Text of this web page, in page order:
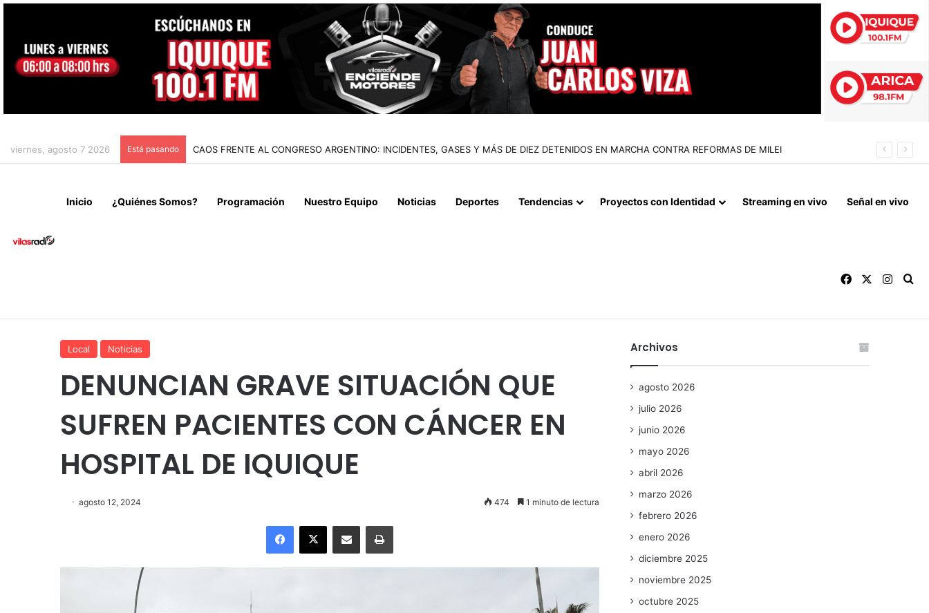
viernes, agosto 7 2026 Está pasando CHILE Y VENEZUELA OFICIALIZAN EL REINICIO DE RELACIONES CONSULARES Y AVANZAN HACIA LA NORMALIZACIÓN DE VÍNCULOS BILATERALES
Inicio ¿Quiénes Somos? Programación Nuestro Equipo Noticias Deportes Tendencias Proyectos con Identidad Streaming en vivo Señal en vivo
Facebook
Local Noticias
DENUNCIAN GRAVE SITUACIÓN QUE
SUFREN PACIENTES CON CÁNCER EN
HOSPITAL DE IQUIQUE
agosto 12, 2024 474 1 minuto de lectura
Facebook
X Enviar vía email Imprimir
Archivos
agosto 2026
julio 2026
junio 2026
mayo 2026
abril 2026
marzo 2026
febrero 2026
enero 2026
diciembre 2025
noviembre 2025
octubre 2025